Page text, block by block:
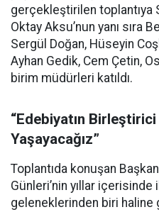
gerçekleştirilen toplantıya
Oktay Aksu’nun yanı sıra
Sergül Doğan, Hüseyin
Ayhan Gedik, Cem Çetin,
birim müdürleri katıldı.
“Edebiyatın
Yaşayacağız”
Toplantıda konuşan
Günleri’nin yıllar
geleneklerinden biri